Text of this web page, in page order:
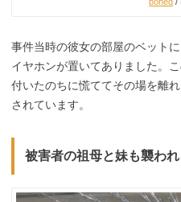
事件当時の彼女の部屋のベット
イヤホンが置いてありました。
付いたのちに慌ててその場を離
されています。
被害者の祖母と妹も襲われ